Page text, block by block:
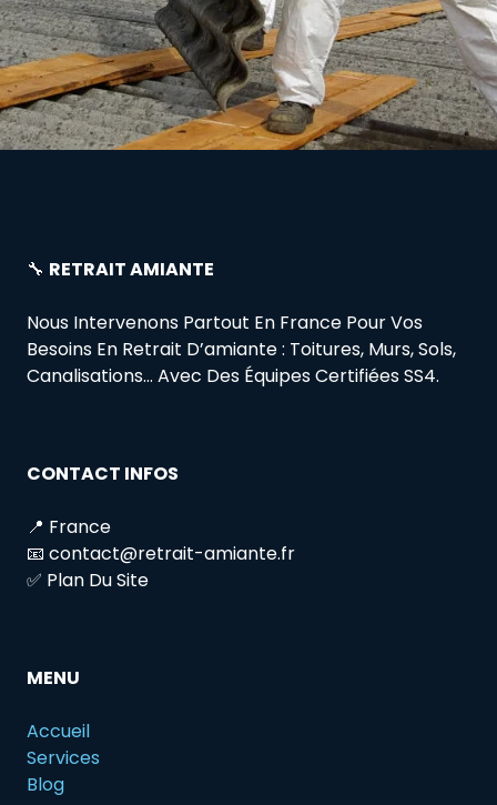
🔧 RETRAIT AMIANTE
Nous Intervenons Partout En France Pour Vos
Besoins En Retrait D’amiante : Toitures, Murs, Sols,
Canalisations… Avec Des Équipes Certifiées SS4.
CONTACT INFOS
📍 France
📧 contact@retrait-amiante.fr
✅ Plan Du Site
MENU
Accueil
Services
Blog